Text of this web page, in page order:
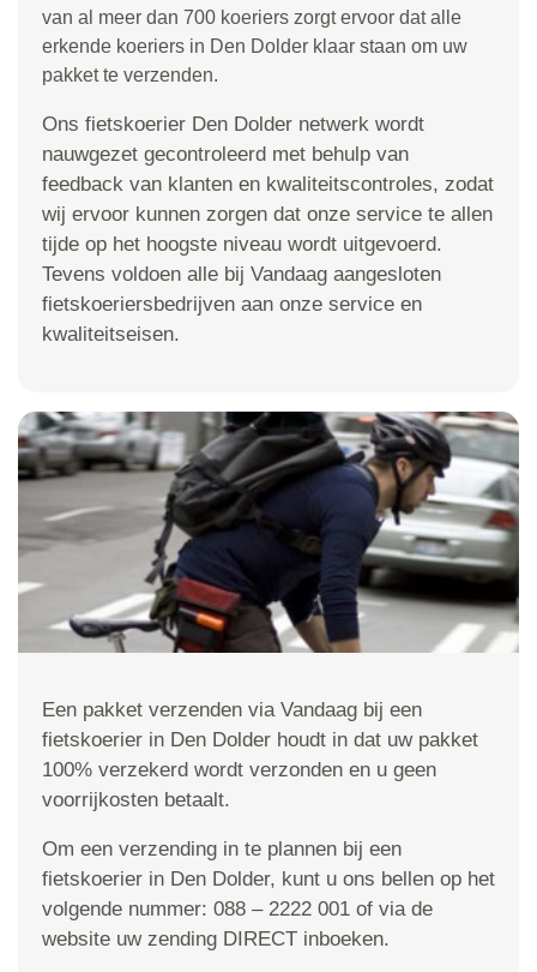
van al meer dan 700 koeriers zorgt ervoor dat alle
erkende koeriers in Den Dolder klaar staan om uw
pakket te verzenden.
Ons fietskoerier Den Dolder netwerk wordt
nauwgezet gecontroleerd met behulp van
feedback van klanten en kwaliteitscontroles, zodat
wij ervoor kunnen zorgen dat onze service te allen
tijde op het hoogste niveau wordt uitgevoerd.
Tevens voldoen alle bij Vandaag aangesloten
fietskoeriersbedrijven aan onze service en
kwaliteitseisen.
Een pakket verzenden via Vandaag bij een
fietskoerier in Den Dolder houdt in dat uw pakket
100% verzekerd wordt verzonden en u geen
voorrijkosten betaalt.
Om een verzending in te plannen bij een
fietskoerier in Den Dolder, kunt u ons bellen op het
volgende nummer: 088 – 2222 001 of via de
website uw zending DIRECT inboeken.